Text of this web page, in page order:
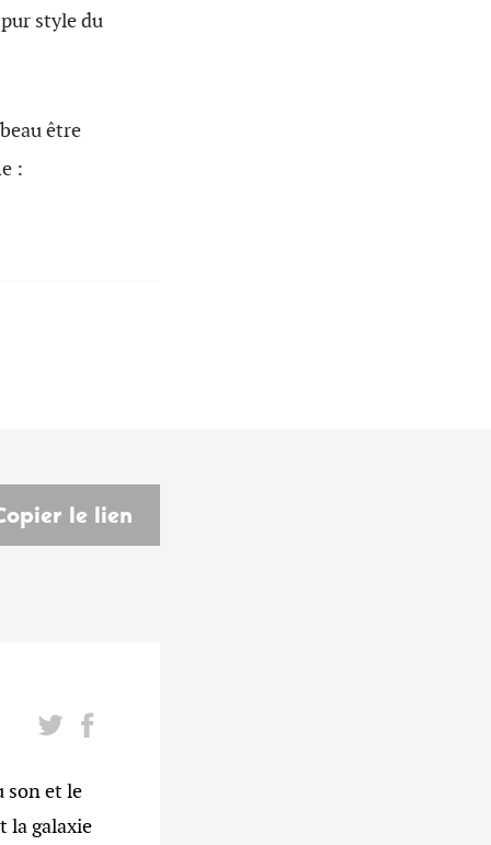
style du
être
:
le lien
son et le
la galaxie